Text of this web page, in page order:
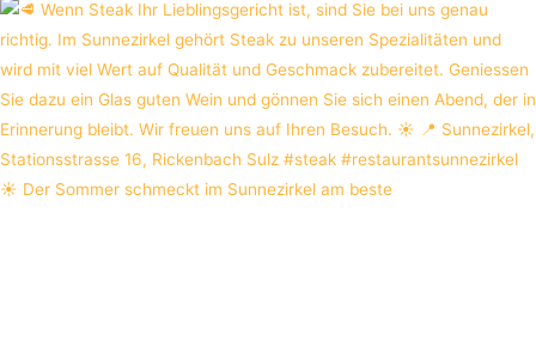
☀️ Der Sommer schmeckt im Sunnezirkel am beste